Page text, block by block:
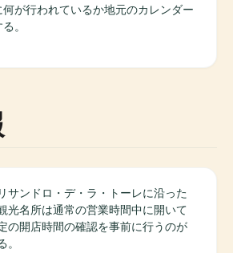
何が行われているか地元のカレンダー
。
サンドロ・デ・ラ・トーレに沿った
光名所は通常の営業時間中に開いて
の開店時間の確認を事前に行うのが